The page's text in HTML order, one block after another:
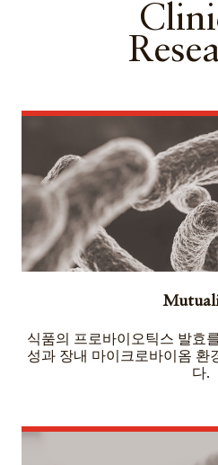
식품의 프로바이오틱스 발효
성과 장내 마이크로바이옴 환
다.